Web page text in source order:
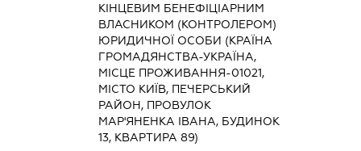
КІНЦЕВИМ БЕНЕФІЦІАРНИМ
ВЛАСНИКОМ (КОНТРОЛЕРОМ)
ЮРИДИЧНОЇ ОСОБИ (КРАЇНА
ГРОМАДЯНСТВА-УКРАЇНА,
МІСЦЕ ПРОЖИВАННЯ-01021,
МІСТО КИЇВ, ПЕЧЕРСЬКИЙ
РАЙОН, ПРОВУЛОК
МАР'ЯНЕНКА ІВАНА, БУДИНОК
13, КВАРТИРА 89)